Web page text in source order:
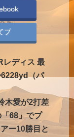
ブ
ディス 最
（パ
木愛が2打差
68」でプ
ー10勝目と